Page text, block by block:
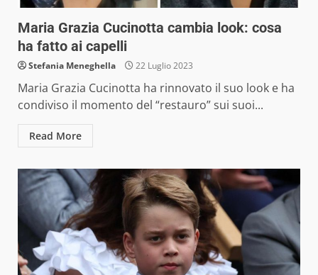
Maria Grazia Cucinotta cambia look: cosa
ha fatto ai capelli
Stefania Meneghella 22 Luglio 2023
Maria Grazia Cucinotta ha rinnovato il suo look e ha
condiviso il momento del “restauro” sui suoi...
Read More